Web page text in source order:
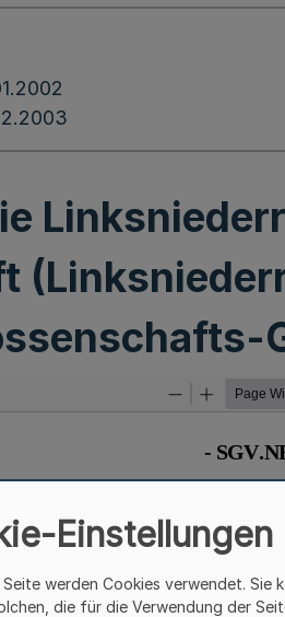
Einstellungen
werden Cookies verwendet. Sie
die für die Verwendung der